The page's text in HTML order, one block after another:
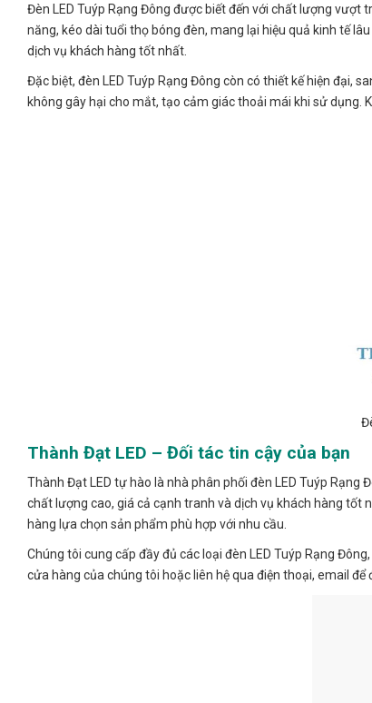
Đèn LED Tuýp Rạng Đông được biết đến với chất lượng vượt
năng, kéo dài tuổi thọ bóng đèn, mang lại hiệu quả kinh tế
dịch vụ khách hàng tốt nhất.
Đặc biệt, đèn LED Tuýp Rạng Đông còn có thiết kế hiện đại,
không gây hại cho mắt, tạo cảm giác thoải mái khi sử dụng.
Thành Đạt LED – Đối tác tin cậy của bạn
Thành Đạt LED tự hào là nhà phân phối đèn LED Tuýp
chất lượng cao, giá cả cạnh tranh và dịch vụ khách hàng tốt
hàng lựa chọn sản phẩm phù hợp với nhu cầu.
Chúng tôi cung cấp đầy đủ các loại đèn LED Tuýp Rạng
cửa hàng của chúng tôi hoặc liên hệ qua điện thoại, email